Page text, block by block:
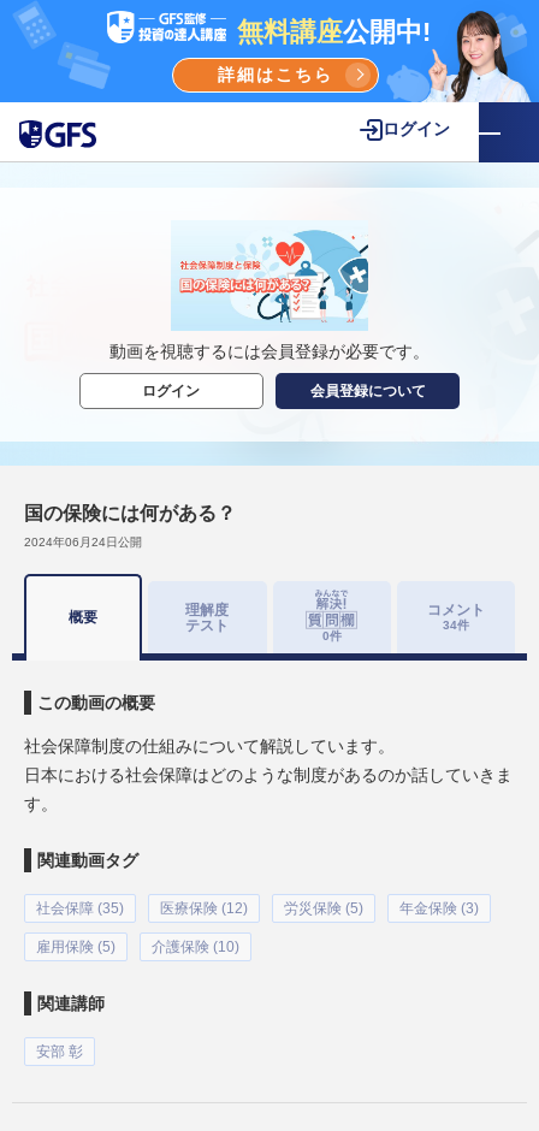
無料講座公開中!
詳細はこちら
ログイン
動画を視聴するには会員登録が必要です。
ログイン 会員登録について
国の保険には何がある？
2024年06月24日公開
概要
理解度
テスト
0件
コメント
34件
この動画の概要
社会保障制度の仕組みについて解説しています。
日本における社会保障はどのような制度があるのか話していきま
す。
関連動画タグ
社会保障 (35) 医療保険 (12) 労災保険 (5) 年金保険 (3)
雇用保険 (5) 介護保険 (10)
関連講師
安部 彰